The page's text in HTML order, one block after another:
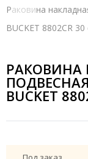
Раковина
BUCKET 8802CR 30
ПОДВЕСНАЯ
BUCKET